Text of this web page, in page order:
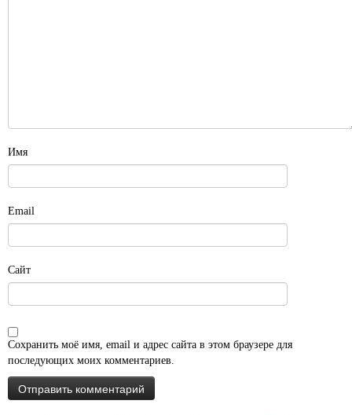
Имя
Email
Сайт
Сохранить моё имя, email и адрес сайта в этом браузере для
последующих моих комментариев.